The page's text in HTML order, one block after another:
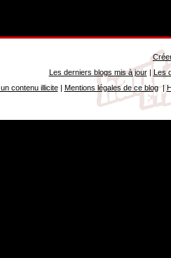
Les derniers blogs mis à jour| Les
contenu illicite| Mentions légales de ce blog|